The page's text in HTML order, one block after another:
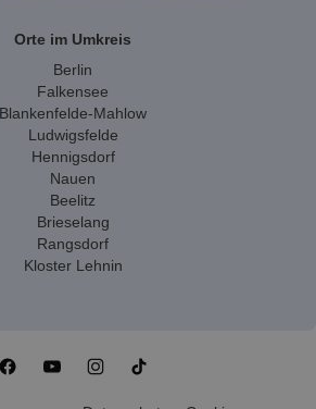
Orte im Umkreis
Berlin
Falkensee
Blankenfelde-Mahlow
Ludwigsfelde
Hennigsdorf
Nauen
Beelitz
Brieselang
Rangsdorf
Kloster Lehnin